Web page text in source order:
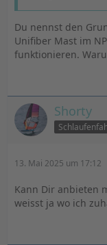
Du nennst den
Unifiber Mast im
funktionieren.
Shorty
13. Mai 2025 um 17:12
Kann Dir anbieten
weisst ja wo ich